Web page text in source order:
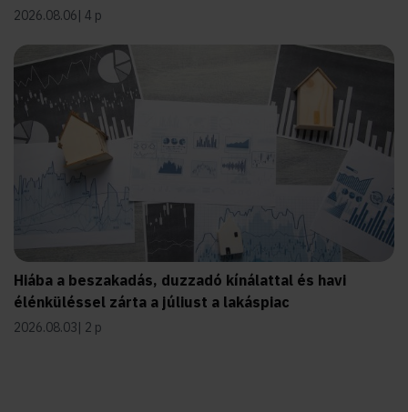
2026.08.06 4 p
Hiába a beszakadás, duzzadó kínálattal és havi
élénküléssel zárta a júliust a lakáspiac
2026.08.03 2 p